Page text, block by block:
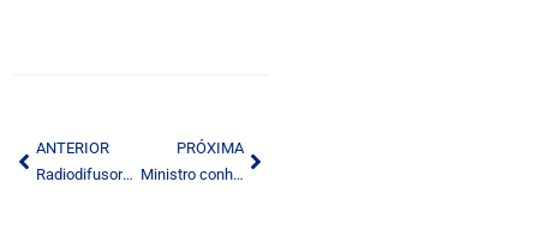
ANTERIOR
Radiodifusores cobram do governo definição sobre valor da outorga de FM
PRÓXIMA
Ministro conhece projeto pioneiro de radioestrada